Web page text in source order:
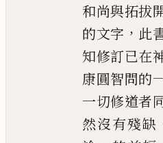
和尚與拓拔
的文字 ， 此
知修訂已在
康圓智問的
一切修道者
然沒有殘缺